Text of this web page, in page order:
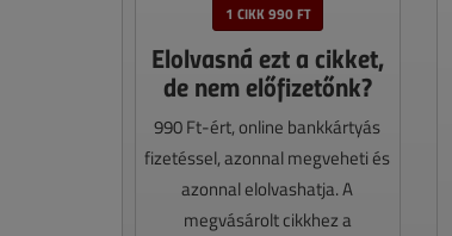
1 CIKK 990 FT
Elolvasná ezt a cikket,
de nem előfizetőnk?
990 Ft-ért, online bankkártyás
fizetéssel, azonnal megveheti és
azonnal elolvashatja. A
megvásárolt cikkhez a